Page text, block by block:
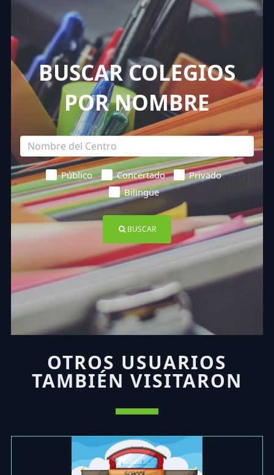
BUSCAR COLEGIOS
POR NOMBRE
Público Concertado
Privado
Bilingüe
BUSCAR
OTROS USUARIOS
TAMBIÉN VISITARON